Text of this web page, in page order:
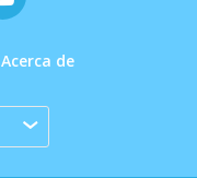
Acerca de